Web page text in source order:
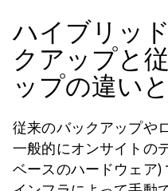
ハイブリッ
クアップと
ップの違い
従来のバックアップや
一般的にオンサイトの
ベースのハードウェア)